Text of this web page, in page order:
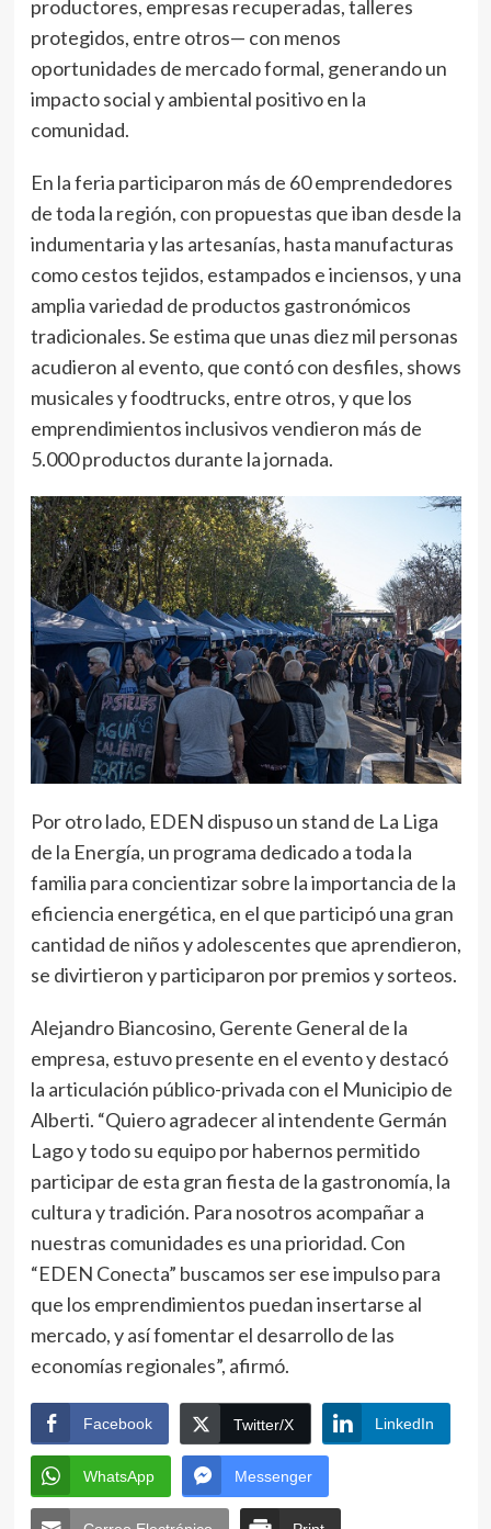
productores, empresas recuperadas, talleres
protegidos, entre otros— con menos
oportunidades de mercado formal, generando un
impacto social y ambiental positivo en la
comunidad.
En la feria participaron más de 60 emprendedores
de toda la región, con propuestas que iban desde la
indumentaria y las artesanías, hasta manufacturas
como cestos tejidos, estampados e inciensos, y una
amplia variedad de productos gastronómicos
tradicionales. Se estima que unas diez mil personas
acudieron al evento, que contó con desfiles, shows
musicales y foodtrucks, entre otros, y que los
emprendimientos inclusivos vendieron más de
5.000 productos durante la jornada.
Por otro lado, EDEN dispuso un stand de La Liga
de la Energía, un programa dedicado a toda la
familia para concientizar sobre la importancia de la
eficiencia energética, en el que participó una gran
cantidad de niños y adolescentes que aprendieron,
se divirtieron y participaron por premios y sorteos.
Alejandro Biancosino, Gerente General de la
empresa, estuvo presente en el evento y destacó
la articulación público-privada con el Municipio de
Alberti. “Quiero agradecer al intendente Germán
Lago y todo su equipo por habernos permitido
participar de esta gran fiesta de la gastronomía, la
cultura y tradición. Para nosotros acompañar a
nuestras comunidades es una prioridad. Con
“EDEN Conecta” buscamos ser ese impulso para
que los emprendimientos puedan insertarse al
mercado, y así fomentar el desarrollo de las
economías regionales”, afirmó.
Facebook Twitter/X LinkedIn
WhatsApp Messenger